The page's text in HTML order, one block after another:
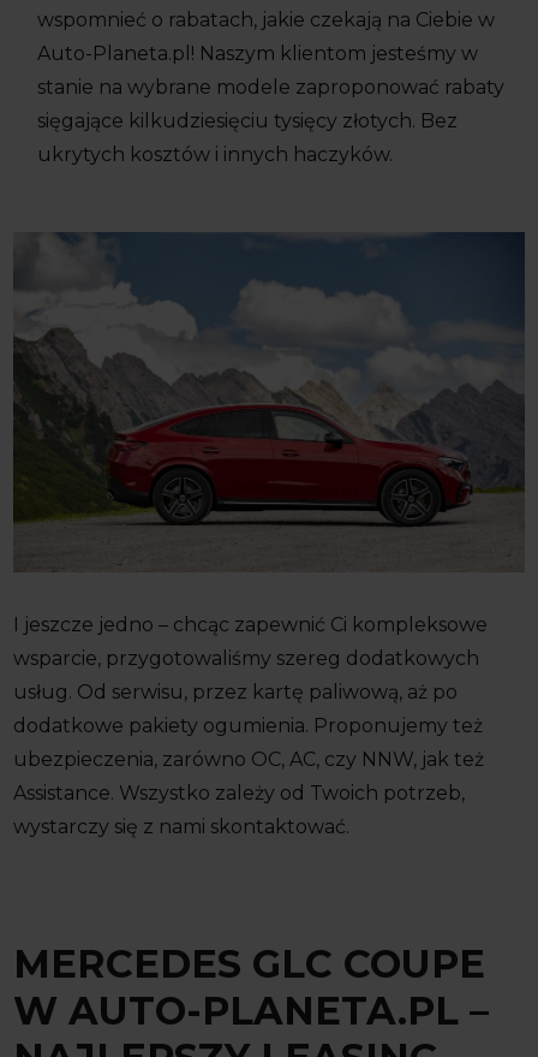
wspomnieć o rabatach, jakie czekają na Ciebie w
Auto-Planeta.pl! Naszym klientom jesteśmy w
stanie na wybrane modele zaproponować rabaty
sięgające kilkudziesięciu tysięcy złotych. Bez
ukrytych kosztów i innych haczyków.
I jeszcze jedno – chcąc zapewnić Ci kompleksowe
wsparcie, przygotowaliśmy szereg dodatkowych
usług. Od serwisu, przez kartę paliwową, aż po
dodatkowe pakiety ogumienia. Proponujemy też
ubezpieczenia, zarówno OC, AC, czy NNW, jak też
Assistance. Wszystko zależy od Twoich potrzeb,
wystarczy się z nami skontaktować.
MERCEDES GLC COUPE
W AUTO-PLANETA.PL –